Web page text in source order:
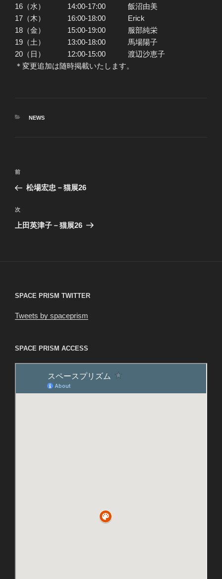
16（水） 14:00-17:00 飯沼由美
17（木） 16:00-18:00 Erick
18（金） 15:00-19:00 服部純栄
19（土） 13:00-18:00 馬場陽子
20（日） 12:00-15:00 渡辺沙恵子
＊変更追加は随時掲載いたします。
カ
NEWS
投
ナ
ビ
ゲ
前
の
稿
前
松場宏忠－猫展26
次
の
次
上田英津子－猫展26
SPACE PRISM TWITTER
Tweets by spaceprism
SPACE PRISM ACCESS